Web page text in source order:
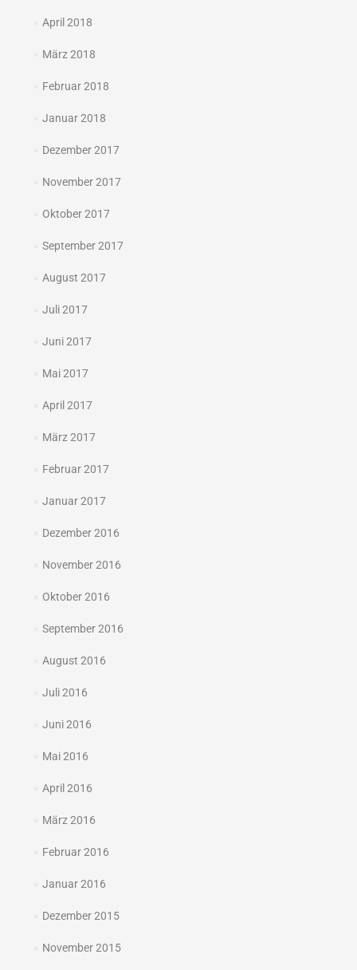
April 2018
März 2018
Februar 2018
Januar 2018
Dezember 2017
November 2017
Oktober 2017
September 2017
August 2017
Juli 2017
Juni 2017
Mai 2017
April 2017
März 2017
Februar 2017
Januar 2017
Dezember 2016
November 2016
Oktober 2016
September 2016
August 2016
Juli 2016
Juni 2016
Mai 2016
April 2016
März 2016
Februar 2016
Januar 2016
Dezember 2015
November 2015